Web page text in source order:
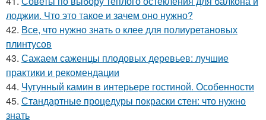
лоджии. Что это такое и зачем оно нужно?
42. Все, что нужно знать о клее для полиуретановых
плинтусов
43. Сажаем саженцы плодовых деревьев: лучшие
практики и рекомендации
44. Чугунный камин в интерьере гостиной. Особенности
45. Стандартные процедуры покраски стен: что нужно
знать